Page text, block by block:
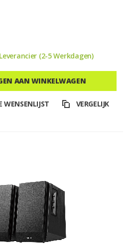
(2-5 Werkdagen)
AAN WINKELWAGEN
WENSENLIJST VERGELIJK